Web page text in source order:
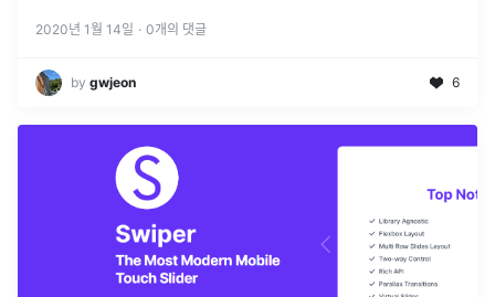
2020년 1월 14일 · 0개의 댓글
by gwjeon 6